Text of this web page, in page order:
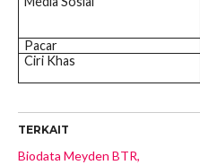
Pacar
Ciri Khas
TERKAIT
Biodata Meyden BTR,